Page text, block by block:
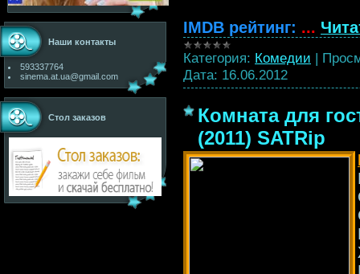
Наши контакты
593337764
sinema.at.ua@gmail.com
Стол заказов
IMDB рейтинг: ...
Категория: Комедии |
Дата: 16.06.2012
Комната для
(2011) SATRip